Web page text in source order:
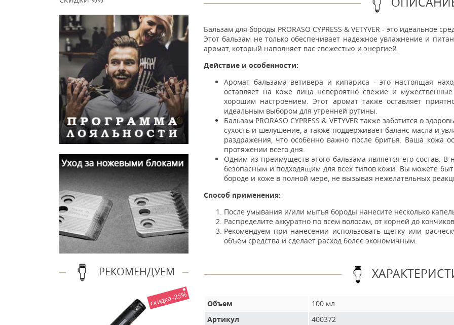
РЕКОМЕНДУЕМ
скидка -25%
Бальзам для бороды PRORASO CYPRESS & VETYVER - это идеальное
Этот бальзам не только обеспечивает надежное увлажнение и
аромат, который наполняет вас свежестью и энергией.
Действие и особенности:
Аромат бальзама ветивера и кипариса - это настоящая
оставляет на коже лица невероятно свежие и
хорошим настроением. Этот аромат также оставляет
идеальным выбором для утренней рутины.
Бальзам PRORASO CYPRESS & VETYVER также заботится о
сухость и шелушение, а также поддерживает баланс масла и
раздражения, что особенно важно после бритья. Ваша кожа
протяжении всего дня.
Одним из преимуществ этого бальзама является его состав. В
безопасным и подходящим для всех типов кожи. Вы можете
бороде и коже в полной мере, не вызывая нежелательных
Способ применения:
После умывания и/или мытья бороды нанесите несколько
Распределите аккуратно по всем волосам, от корней до кончиков.
Рекомендуем при нанесении использовать щетку или
объем средства и сделает расход более экономичным.
Объем
100 мл
Артикул
400372